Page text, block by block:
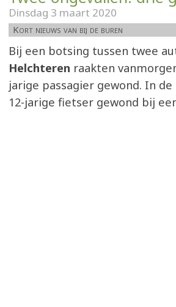
Dinsdag 3 maart 2020
Kort nieuws van bij de buren
Bij een botsing tussen twee
Helchteren raakten
jarige passagier gewond. In
12-jarige fietser gewond bij